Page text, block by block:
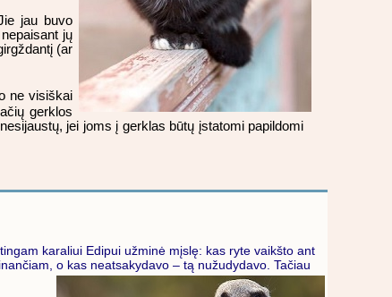
jau buvo
jų
(ar
ne visiškai
gerklos
jei joms į gerklas būtų įstatomi papildomi
karaliui Edipui užminė mįslę: kas ryte vaikšto ant
o kas neatsakydavo – tą nužudydavo. Tačiau